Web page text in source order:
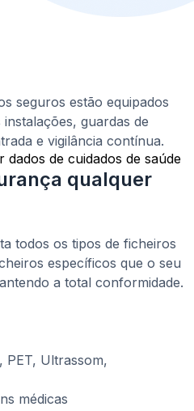
seguros estão equipados
guardas de
e vigilância contínua.
dados de cuidados de saúde
qualquer
todos os tipos de ficheiros
específicos que o seu
a total conformidade.
PET, Ultrassom,
médicas